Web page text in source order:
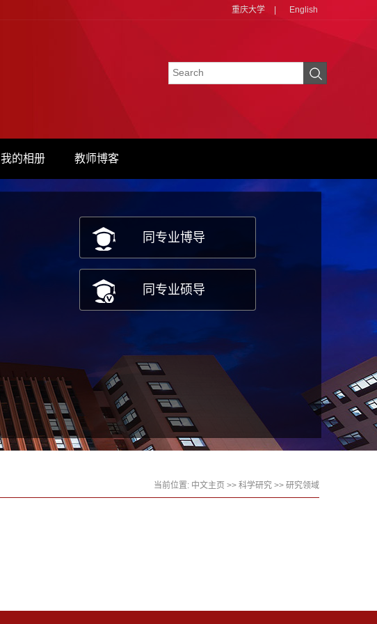
重庆大学 English
我的相册 教师博客
同专业博导
同专业硕导
当前位置: 中文主页 >> 科学研究 >> 研究领域